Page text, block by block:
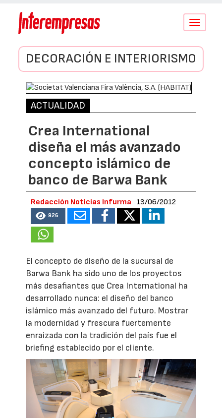
Conmutar
DECORACIÓN E INTERIORISMO
ACTUALIDAD
Crea International
diseña el más avanzado
concepto islámico de
banco de Barwa Bank
Redacción Noticias Infurma 13/06/2012
926
El concepto de diseño de la sucursal de
Barwa Bank ha sido uno de los proyectos
más desafiantes que Crea International ha
desarrollado nunca: el diseño del banco
islámico más avanzado del futuro. Mostrar
la modernidad y frescura fuertemente
enraizada con la tradición del país fue el
briefing establecido por el cliente.